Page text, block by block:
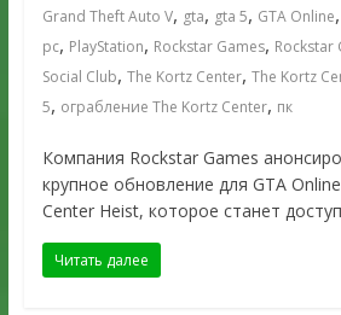
Grand Theft Auto V, gta, gta 5, GTA Online,
pc, PlayStation, Rockstar Games, Rockstar
Social Club, The Kortz Center, The Kortz
5, ограбление The Kortz Center, пк
Компания Rockstar Games
крупное обновление для GTA
Center Heist, которое станет
Читать далее